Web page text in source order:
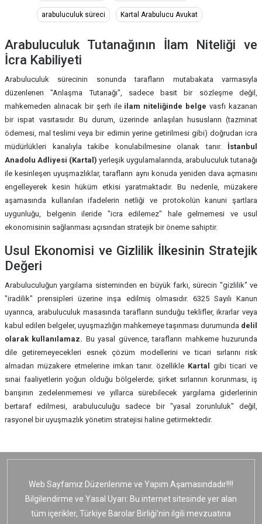
Arabuluculuk Sürecinde Sözleşme Uyuşmazlıkları
Arabuluculuk sürecinde tarafların hakları
Arabuluculuk süresi en fazla ne kadar sürer?
Arabuluculuk Ücreti 2025’te Ne Kadar?
Arabuluculuk Ücretleri 2024
Arabuluculuk Ücretli mi? Kim Öder?
Arabuluculuk ve Boşanma Davaları
Arabuluculuk ve Dava Sürecinde Zamanaşımı Süreleri
Arabuluculuk ve Hukuki Anlaşmazlıklarda İlk Adım Olarak
Arabulucuya Başvuru
Arabuluculuk Yoluyla Kira Sözleşmesi Uyuşmazlıklarının Çözümü
Arabuluculukla Anlaşma Sağlanan İşçi-İşveren Uyuşmazlıklarının
Mahkeme Etkisi
Arabuluculukla Sağlanan Anlaşmaların Mahkemede Geçerliliği
Yolları
Arabuluculukta Anlaşamazsak Ne Olur?
Arabuluculuk Nedi̇r?
Arabuluculuk Sonunda Uzlaşma Sağlanırsa Belge Geçerli̇ Mi̇di̇r?
Arabuluculuk Süreci̇ Mahkeme Kadar Bağlayıcı Mıdır?
Arabuluculuk Süreci̇ Ne Kadar Sürer?
Arabuluculuk Süreci̇ Ne Kadar Sürer?
Arabuluculuk Süreci̇nde Belgeler Nasıl Sunulur?
Arabuluculuk Süreci̇nde Kamu Kurumunu Ki̇m Temsi̇l Eder?
Arabuluculuk Süreci̇nde Taraflar Geri̇ Çeki̇lebi̇li̇r Mi̇?
Arabuluculuk Süresi̇ Dava Açma Süresi̇ni̇ Etki̇ler Mi̇?
Arabuluculuk Süresi̇ Uzatılabi̇li̇r Mi̇?
Arabuluculuk Tutanağı Olmadan Dava Açılırsa Ne Olur?
Arabuluculuk Ücreti̇ Ne Kadardır?
Arabuluculuk Ücreti̇ni̇ Ki̇m Öder?
Arabuluculuk Ücretli̇ Mi̇?
Arabuluculukla Mi̇ras Paylaşımı Yapılırsa Tapu İşlemleri̇ Geçerli̇
Arabuluculukta Anlaşamazsak Ne Olur?
Arabuluculukta Anlaşma Sağlanamazsa Dava Açılabi̇li̇r Mi̇?
arabuluculuk süreci Kartal Arabulucu Avukat
Arabuluculuk Tutanağının İlam Niteliği ve
İcra Kabiliyeti
Arabuluculuk sürecinin sonunda tarafların mutabakata varmasıyla
düzenlenen "Anlaşma Tutanağı", sadece basit bir sözleşme değil,
mahkemeden alınacak bir şerh ile ilam niteliğinde belge vasfı kazanan
bir ispat vasıtasıdır. Bu durum, üzerinde anlaşılan hususların (tazminat
ödemesi, mal teslimi veya bir edimin yerine getirilmesi gibi) doğrudan icra
müdürlükleri kanalıyla takibe konulabilmesine olanak tanır. İstanbul
Anadolu Adliyesi (Kartal) yerleşik uygulamalarında, arabuluculuk tutanağı
ile kesinleşen uyuşmazlıklar, tarafların aynı konuda yeniden dava açmasını
engelleyerek kesin hüküm etkisi yaratmaktadır. Bu nedenle, müzakere
aşamasında kullanılan ifadelerin netliği ve protokolün kanuni şartlara
uygunluğu, belgenin ileride "icra edilemez" hale gelmemesi ve usul
ekonomisinin sağlanması açısından stratejik bir öneme sahiptir.
Usul Ekonomisi ve Gizlilik İlkesinin Stratejik
Değeri
Arabuluculuğun yargılama sisteminden en büyük farkı, sürecin "gizlilik" ve
"iradilik" prensipleri üzerine inşa edilmiş olmasıdır. 6325 Sayılı Kanun
uyarınca, arabuluculuk masasında tarafların sunduğu teklifler, ikrarlar veya
kabul edilen belgeler, uyuşmazlığın mahkemeye taşınması durumunda delil
olarak kullanılamaz. Bu yasal güvence, tarafların mahkeme huzurunda
dile getiremeyecekleri esnek çözüm modellerini ve ticari sırlarını risk
almadan müzakere etmelerine imkan tanır. özellikle Kartal gibi ticari ve
sınai faaliyetlerin yoğun olduğu bölgelerde; şirket sırlarının korunması, iş
barışının zedelenmemesi ve yıllarca sürebilecek yargılama giderlerinin
bertaraf edilmesi, arabuluculuğu sadece bir "yasal zorunluluk" değil,
rasyonel bir uyuşmazlık yönetim stratejisi haline getirmektedir.
Web Sayfamız Düzenlenme ve Yapım Aşamasındadır!!!!
Bilgilendirme ve Yasal Uyarı: Bu internet sitesinde yer alan
tüm içerikler, Türkiye Barolar Birliği’nin ilgili mevzuatına